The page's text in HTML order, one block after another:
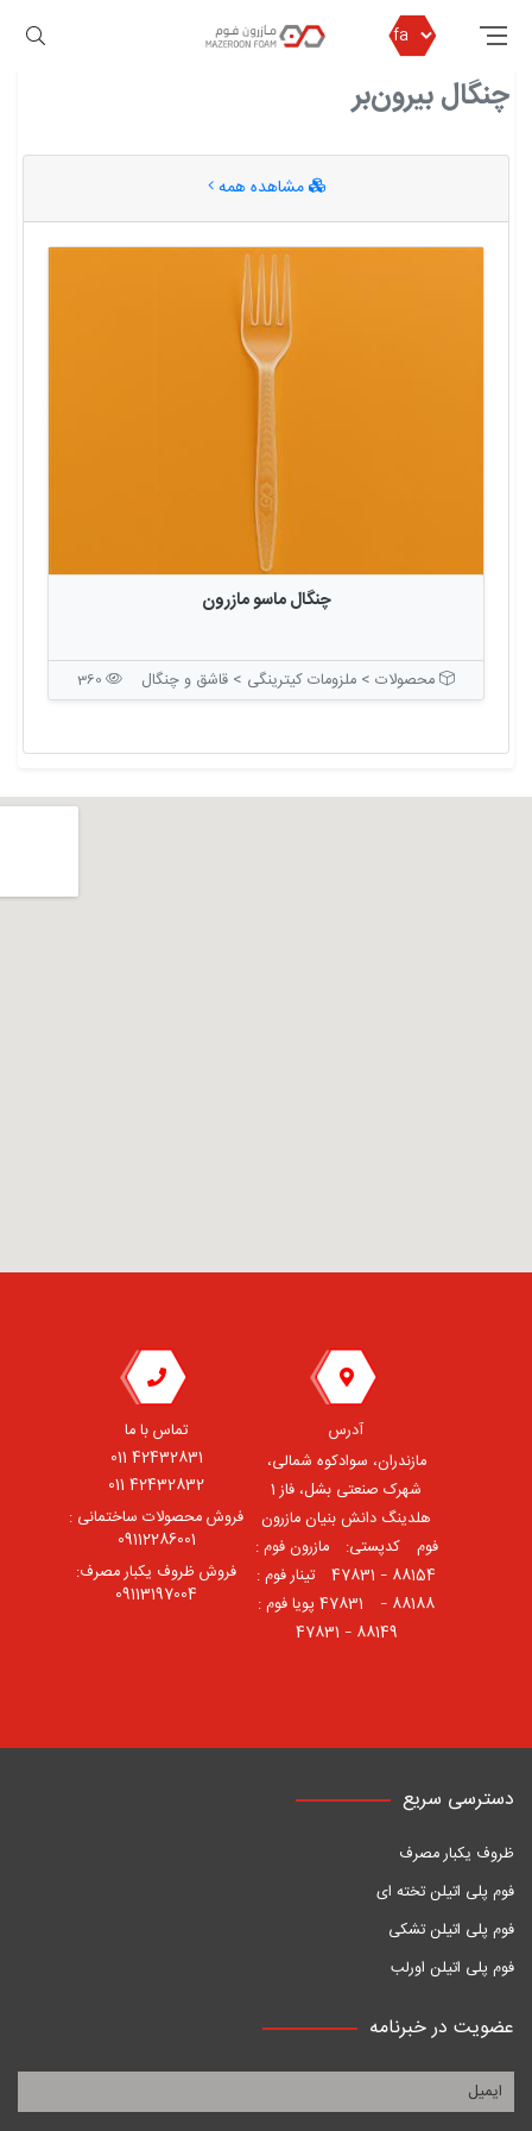
مازرون فوم چنگال بیرون‌بر
چنگال بیرون‌بر
مشاهده همه
چنگال ماسو مازرون
محصولات > ملزومات کیترینگی > قاشق و چنگال
آدرس
مازندران، سوادکوه شمالی،
شهرک صنعتی بشل، فاز 1
هلدینگ دانش بنیان مازرون
فوم ⠀کدپستی: ⠀مازرون فوم :
88154 – 47831 ⠀تینار فوم :
88188 – 47831⠀ پویا فوم :
88149 – 47831
تماس با ما
42432831 011
42432832 011
فروش محصولات ساختمانی :
09112286001
فروش ظروف یکبار مصرف:
09113197004
دسترسی سریع
ظروف یکبار مصرف
فوم پلی اتیلن تخته ای
فوم پلی اتیلن تشکی
فوم پلی اتیلن اورلب
عضویت در خبرنامه